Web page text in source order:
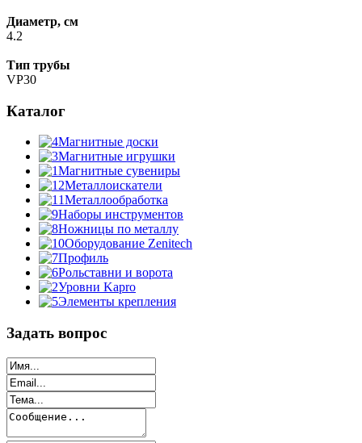
Диаметр, см
4.2
Тип трубы
VP30
Каталог
Магнитные доски
Магнитные игрушки
Магнитные сувениры
Металлоискатели
Металлообработка
Наборы инструментов
Ножницы по металлу
Оборудование Zenitech
Профиль
Рольставни и ворота
Уровни Kapro
Элементы крепления
Задать вопрос